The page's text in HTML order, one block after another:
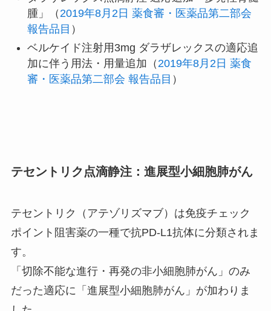
腫」（ 2019年8月2日 薬食審・医薬品第二部会
報告品目 ）
ベルケイド注射用3mg ダラザレックスの適応追
加に伴う用法・用量追加（ 2019年8月2日 薬食
審・医薬品第二部会 報告品目 ）
テセントリク点滴静注：進展型小細胞肺がん
テセントリク（アテゾリズマブ）は免疫チェック
ポイント阻害薬の一種で抗PD-L1抗体に分類されま
す。
「切除不能な進行・再発の非小細胞肺がん」のみ
だった適応に「進展型小細胞肺がん」が加わりま